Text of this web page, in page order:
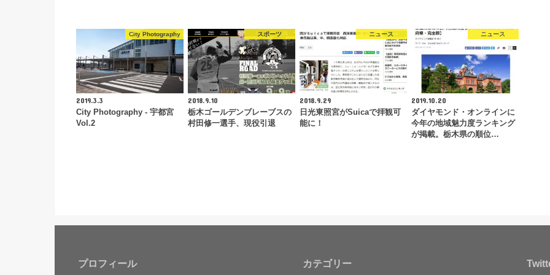
City Photography
2019.3.3
City Photography - 宇都宮
Vol.2
スポーツ
2018.9.10
栃木ゴールデンブレーブスの
村田修一選手、現役引退
ニュース
2018.9.29
日光東照宮がSuicaで拝観可
能に！
ニュース
2019.10.20
ダイヤモンド・オンラインに
今年の地域魅力度ランキング
が掲載。栃木県の順位…
プロフィール カテゴリー